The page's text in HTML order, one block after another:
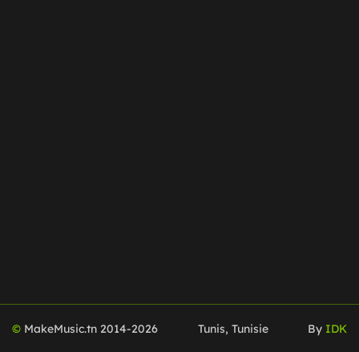
© MakeMusic.tn 2014-2026 Tunis, Tunisie By IDK